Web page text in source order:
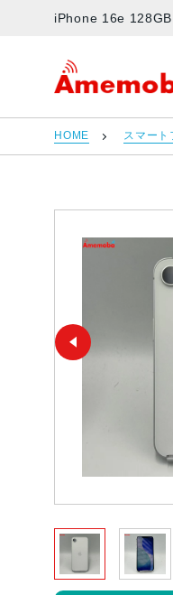
iPhone 16e
アメモバマーケ
HOME スマート